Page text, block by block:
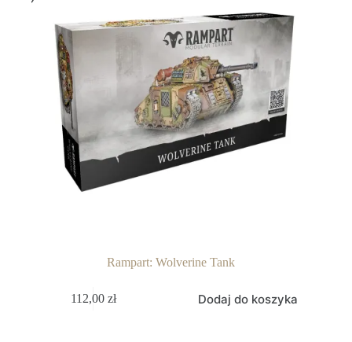
Rampart: Wolverine Tank
112,00 zł Dodaj do koszyka